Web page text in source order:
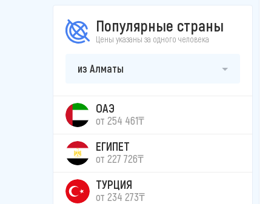
Популярные страны
Цены указаны за одного человека
из Алматы
ОАЭ
от 254 461₸
ЕГИПЕТ
от 227 726₸
ТУРЦИЯ
от 234 273₸